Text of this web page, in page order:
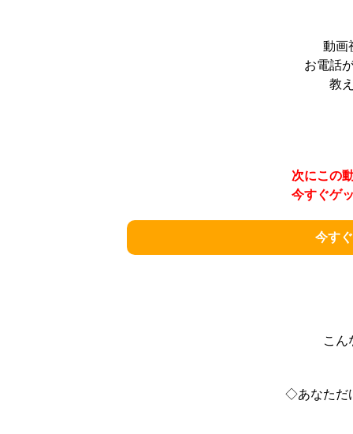
動画
お電話
教
次にこの
今すぐゲ
今す
こん
◇あなただ